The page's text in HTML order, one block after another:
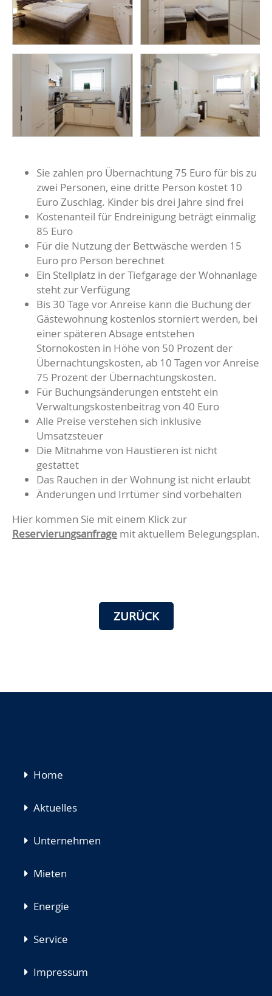
Sie zahlen pro Übernachtung 75 Euro für bis zu
zwei Personen, eine dritte Person kostet 10
Euro Zuschlag. Kinder bis drei Jahre sind frei
Kostenanteil für Endreinigung beträgt einmalig
85 Euro
Für die Nutzung der Bettwäsche werden 15
Euro pro Person berechnet
Ein Stellplatz in der Tiefgarage der Wohnanlage
steht zur Verfügung
Bis 30 Tage vor Anreise kann die Buchung der
Gästewohnung kostenlos storniert werden, bei
einer späteren Absage entstehen
Stornokosten in Höhe von 50 Prozent der
Übernachtungskosten, ab 10 Tagen vor Anreise
75 Prozent der Übernachtungskosten.
Für Buchungsänderungen entsteht ein
Verwaltungskostenbeitrag von 40 Euro
Alle Preise verstehen sich inklusive
Umsatzsteuer
Die Mitnahme von Haustieren ist nicht
gestattet
Das Rauchen in der Wohnung ist nicht erlaubt
Änderungen und Irrtümer sind vorbehalten
Hier kommen Sie mit einem Klick zur
Reservierungsanfrage mit aktuellem Belegungsplan.
ZURÜCK
Navigation
Home
Aktuelles
Unternehmen
Mieten
Energie
Service
Impressum